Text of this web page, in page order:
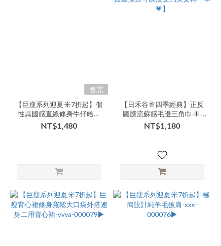
售完
【巨瘦系列迎夏☀️7折起】個
性異國感直線修身牛仔哈倫
褲-lll-000066▶
NT$1,480
【日禾谷🥂四季經典】正反
圖騰流蘇感毛邊三角巾-lll-
000089▶【本特惠恕無七日
鑑賞退換🙏可以接受的美女
NT$1,180